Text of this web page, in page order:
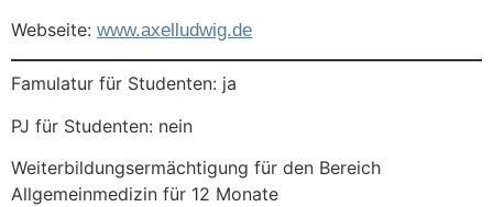
Webseite: www.axelludwig.de
Famulatur für Studenten: ja
PJ für Studenten: nein
Weiterbildungsermächtigung für den Bereich
Allgemeinmedizin für 12 Monate